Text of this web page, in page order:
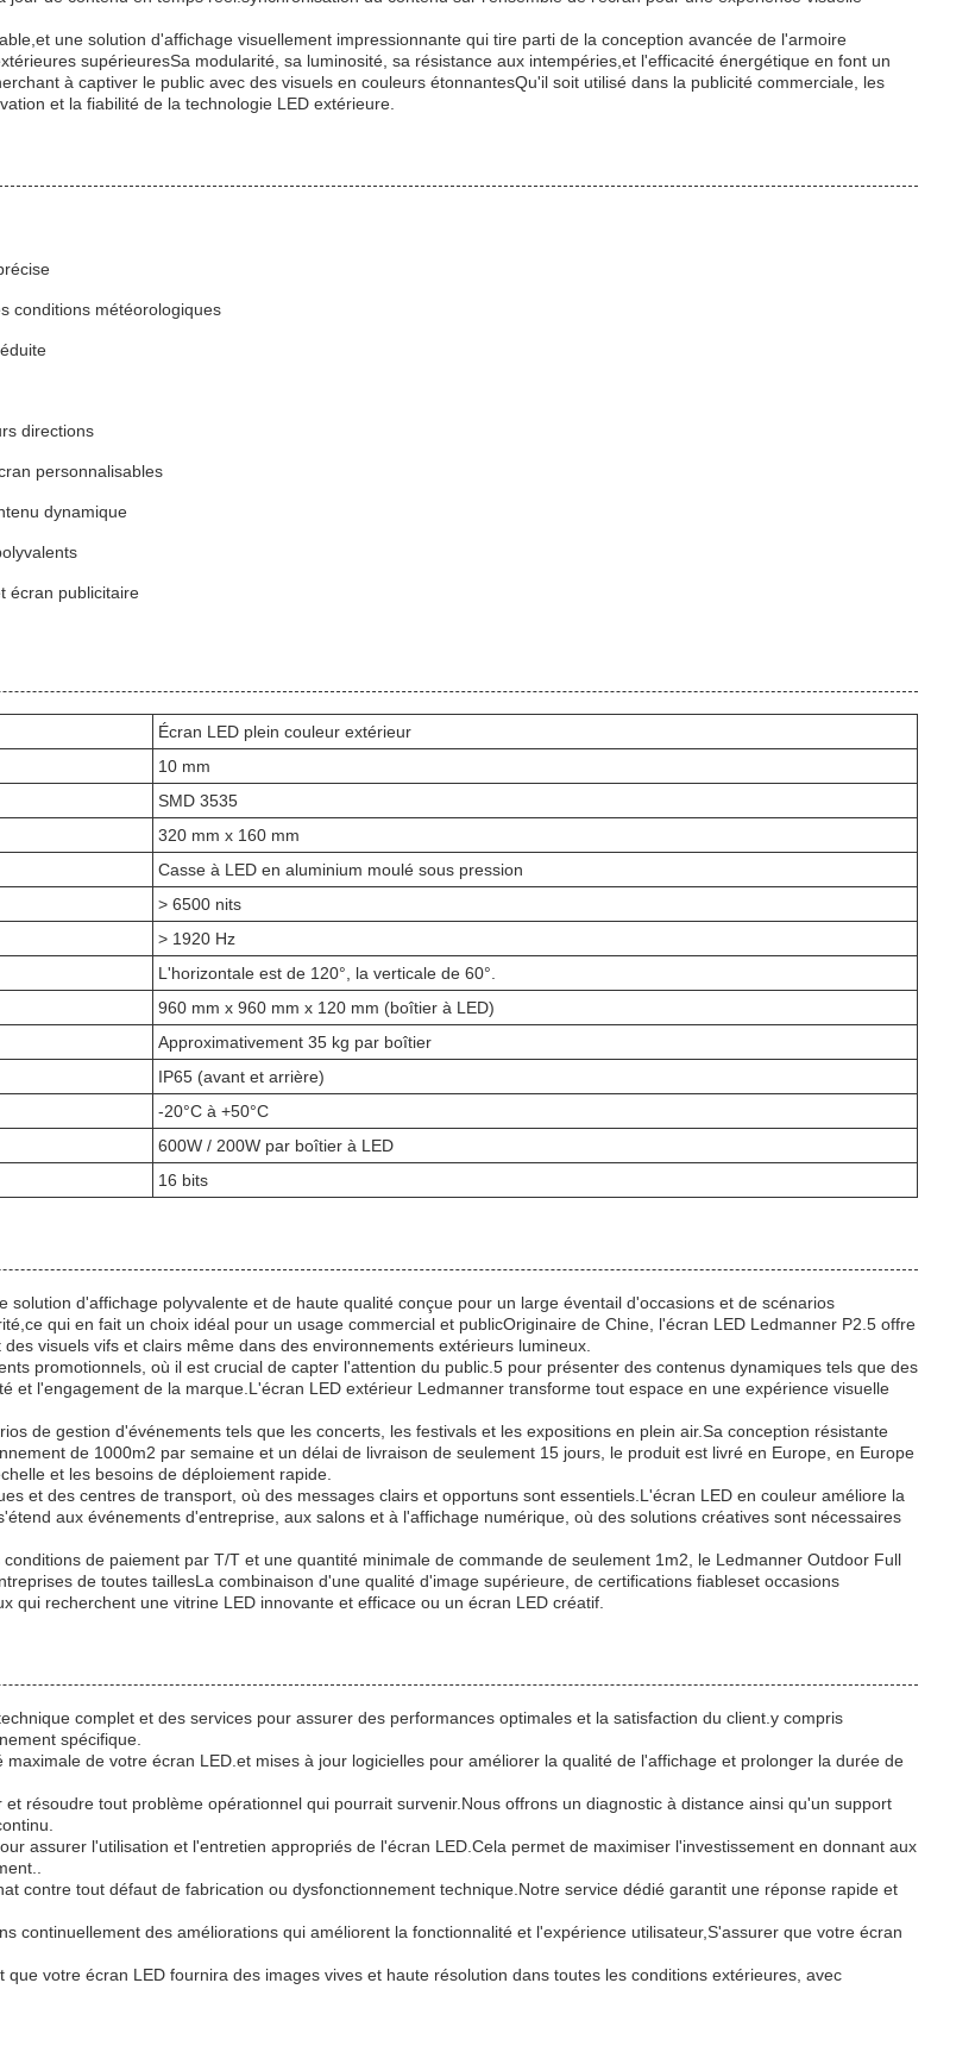
une solution d'affichage visuellement impressionnante qui tire parti de la conception avancée de l'armoire
supérieuresSa modularité, sa luminosité, sa résistance aux intempéries,et l'efficacité énergétique en font un
à captiver le public avec des visuels en couleurs étonnantesQu'il soit utilisé dans la publicité commerciale, les
et la fiabilité de la technologie LED extérieure.
conditions météorologiques
directions
personnalisables
dynamique
écran publicitaire
Écran LED plein couleur extérieur
10 mm
SMD 3535
320 mm x 160 mm
Casse à LED en aluminium moulé sous pression
> 6500 nits
> 1920 Hz
L'horizontale est de 120°, la verticale de 60°.
960 mm x 960 mm x 120 mm (boîtier à LED)
Approximativement 35 kg par boîtier
IP65 (avant et arrière)
-20°C à +50°C
600W / 200W par boîtier à LED
16 bits
d'affichage polyvalente et de haute qualité conçue pour un large éventail d'occasions et de scénarios
qui en fait un choix idéal pour un usage commercial et publicOriginaire de Chine, l'écran LED Ledmanner P2.5 offre
visuels vifs et clairs même dans des environnements extérieurs lumineux.
promotionnels, où il est crucial de capter l'attention du public.5 pour présenter des contenus dynamiques tels que des
et l'engagement de la marque.L'écran LED extérieur Ledmanner transforme tout espace en une expérience visuelle
de gestion d'événements tels que les concerts, les festivals et les expositions en plein air.Sa conception résistante
de 1000m2 par semaine et un délai de livraison de seulement 15 jours, le produit est livré en Europe, en Europe
et les besoins de déploiement rapide.
et des centres de transport, où des messages clairs et opportuns sont essentiels.L'écran LED en couleur améliore la
aux événements d'entreprise, aux salons et à l'affichage numérique, où des solutions créatives sont nécessaires
de paiement par T/T et une quantité minimale de commande de seulement 1m2, le Ledmanner Outdoor Full
de toutes taillesLa combinaison d'une qualité d'image supérieure, de certifications fiableset occasions
recherchent une vitrine LED innovante et efficace ou un écran LED créatif.
complet et des services pour assurer des performances optimales et la satisfaction du client.y compris
spécifique.
de votre écran LED.et mises à jour logicielles pour améliorer la qualité de l'affichage et prolonger la durée de
résoudre tout problème opérationnel qui pourrait survenir.Nous offrons un diagnostic à distance ainsi qu'un support
assurer l'utilisation et l'entretien appropriés de l'écran LED.Cela permet de maximiser l'investissement en donnant aux
contre tout défaut de fabrication ou dysfonctionnement technique.Notre service dédié garantit une réponse rapide et
continuellement des améliorations qui améliorent la fonctionnalité et l'expérience utilisateur,S'assurer que votre écran
votre écran LED fournira des images vives et haute résolution dans toutes les conditions extérieures, avec